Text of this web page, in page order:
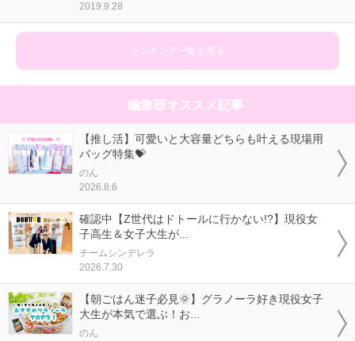
2019.9.28
ランキング一覧を見る
編集部オススメ記事
【推し活】可愛いと大容量どちらも叶える現場用
バッグ特集💝
のん
2026.8.6
確認中【Z世代はドトールに行かない!?】現役女
子高生＆女子大生が...
チームシンデレラ
2026.7.30
【朝ごはん迷子必見🌞】グラノーラ好き現役女子
大生が本気で選ぶ！お...
のん